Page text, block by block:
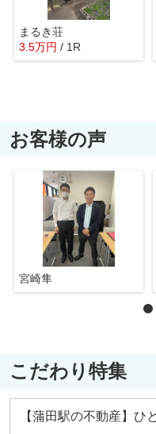
まるき荘
3.5万円 / 1R
お客様の声
宮崎隼
こだわり特集
【蒲田駅の不動産】ひ